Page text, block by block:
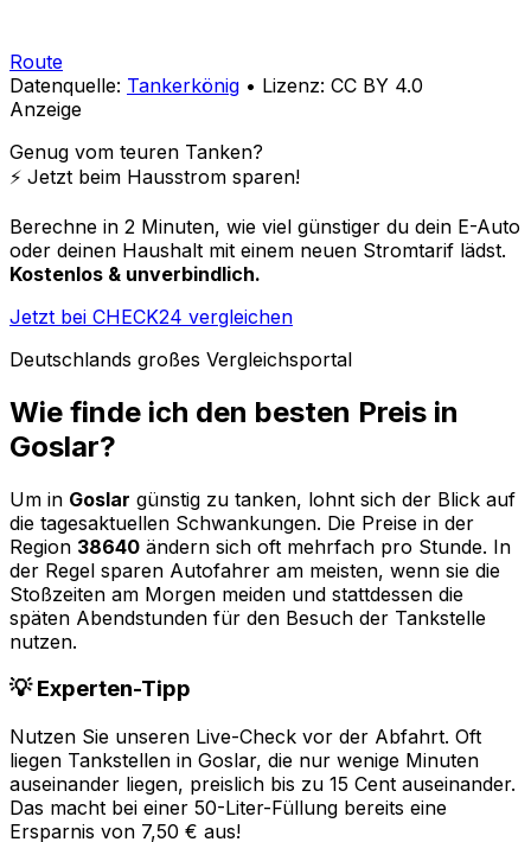
Route
Datenquelle: Tankerkönig • Lizenz: CC BY 4.0
Anzeige
Genug vom teuren Tanken?
⚡️ Jetzt beim Hausstrom sparen!
Berechne in 2 Minuten, wie viel günstiger du dein E-Auto
oder deinen Haushalt mit einem neuen Stromtarif lädst.
Kostenlos & unverbindlich.
Jetzt bei CHECK24 vergleichen
Deutschlands großes Vergleichsportal
Wie finde ich den besten Preis in
Goslar?
Um in Goslar günstig zu tanken, lohnt sich der Blick auf
die tagesaktuellen Schwankungen. Die Preise in der
Region 38640 ändern sich oft mehrfach pro Stunde. In
der Regel sparen Autofahrer am meisten, wenn sie die
Stoßzeiten am Morgen meiden und stattdessen die
späten Abendstunden für den Besuch der Tankstelle
nutzen.
💡 Experten-Tipp
Nutzen Sie unseren Live-Check vor der Abfahrt. Oft
liegen Tankstellen in Goslar, die nur wenige Minuten
auseinander liegen, preislich bis zu 15 Cent auseinander.
Das macht bei einer 50-Liter-Füllung bereits eine
Ersparnis von 7,50 € aus!